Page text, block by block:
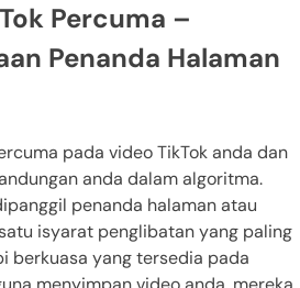
Percuma –
Penanda Halaman
pada video TikTok anda dan
anda dalam algoritma.
penanda halaman atau
isyarat penglibatan yang paling
berkuasa yang tersedia pada